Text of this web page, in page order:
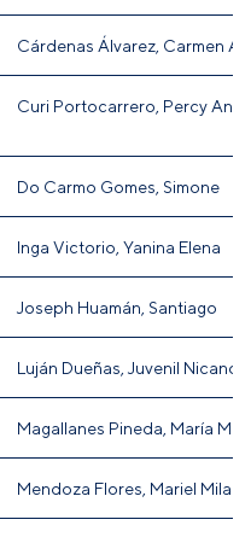
Cárdenas Álvarez, Carmen
Curi Portocarrero, Percy
Do Carmo Gomes, Simone
Inga Victorio, Yanina Elena
Joseph Huamán, Santiago
Luján Dueñas, Juvenil Nicanor
Magallanes Pineda, María
Mendoza Flores, Mariel